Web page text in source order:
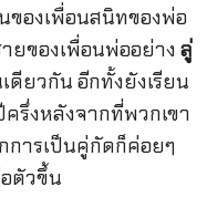
ของเพื่อนสนิทของพ่อ
ยของเพื่อนพ่ออย่าง ลู่
ยวกัน อีกทั้งยังเรียน
ครึ่งหลังจากที่พวกเขา
การเป็นคู่กัดก็ค่อยๆ
ตัวขึ้น